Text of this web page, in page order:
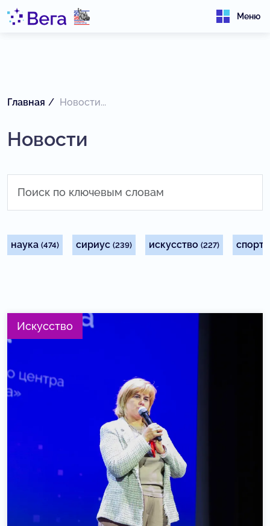
Меню
Главная Новости...
Новости
наука (474) сириус (239) искусство (227) спорт
Искусство